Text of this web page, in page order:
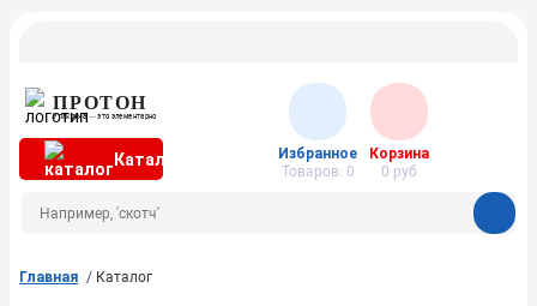
ПРОТОН
Упаковка — это элементарно
Каталог
Избранное
Товаров: 0
Корзина
0 руб
Главная Каталог